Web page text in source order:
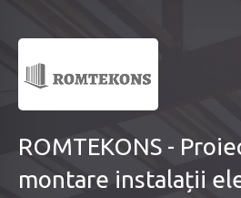
ROMTEKONS -
montare instalații